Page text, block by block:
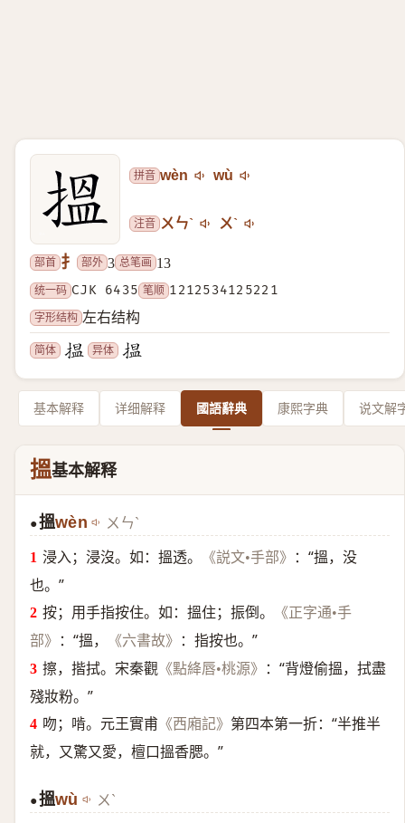
拼音 wèn wù
注音 ㄨㄣˋ ㄨˋ
部首 扌 部外 3 总笔画 13
统一码 CJK 6435 笔顺 1212534125221
字形结构 左右结构
简体 异体
基本解释 详细解释 國語辭典 康熙字典 说文解
搵基本解释
●搵wèn ㄨㄣˋ
浸入；浸沒。如：搵透。 《説文•手部》
：“搵，没
也。”
按；用手指按住。如：搵住；振倒。
《正字通•手
部》
：“搵， 《六書故》
：指按也。”
擦，揩拭。宋秦觀 《點絳唇•桃源》
：“背燈偷搵，拭盡
殘妝粉。”
吻；啃。元王實甫 《西廂記》 第四本第一折：“半推半
就，又驚又愛，檀口搵香腮。”
●搵wù ㄨˋ